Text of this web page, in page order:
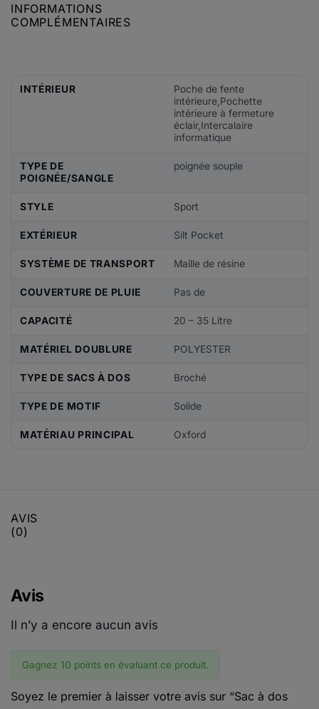
INFORMATIONS
COMPLÉMENTAIRES
INTÉRIEUR
Poche de fente
intérieure,Pochette
intérieure à fermeture
éclair,Intercalaire
informatique
TYPE DE
POIGNÉE/SANGLE
poignée souple
STYLE Sport
EXTÉRIEUR Silt Pocket
SYSTÈME DE TRANSPORT Maille de résine
COUVERTURE DE PLUIE Pas de
CAPACITÉ 20 – 35 Litre
MATÉRIEL DOUBLURE POLYESTER
TYPE DE SACS À DOS Broché
TYPE DE MOTIF Solide
MATÉRIAU PRINCIPAL Oxford
AVIS
(0)
Avis
Il n’y a encore aucun avis
Gagnez 10 points en évaluant ce produit.
Soyez le premier à laisser votre avis sur “Sac à dos